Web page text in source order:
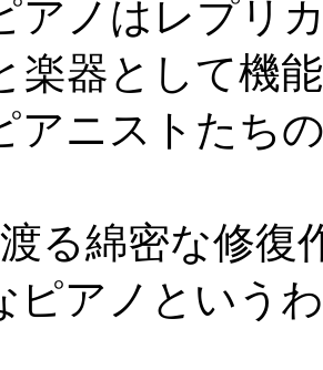
ノはレプリ
楽器として機
アニストたち
る綿密な修復
ピアノという